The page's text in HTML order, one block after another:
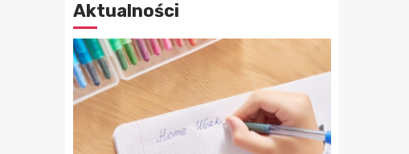
Aktualności